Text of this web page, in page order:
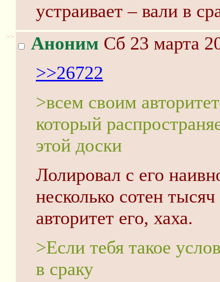
устраивает – вали в
>> Аноним Сб 23 марта
>>26722
>всем своим
который
этой доски
Лолировал с его
несколько сотен
авторитет его, хаха.
>Если тебя такое
в cpaку